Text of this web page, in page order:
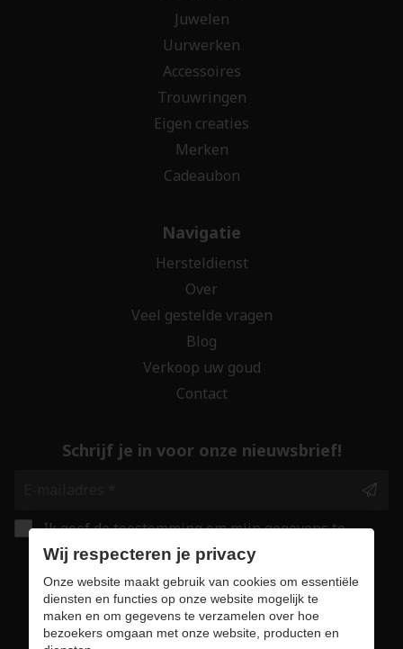
Juwelen
Uurwerken
Accessoires
Trouwringen
Eigen creaties
Merken
Cadeaubon
Navigatie
Hersteldienst
Over
Veel gestelde vragen
Blog
Verkoop uw goud
Contact
Schrijf je in voor onze nieuwsbrief!
Ik geef de toestemming om mijn gegevens te
bewaren en verwerken zoals aangegeven in
onze
privacy statement. *
Veilig online winkelen
Wij respecteren je privacy
Onze website maakt gebruik van cookies om essentiële
diensten en functies op onze website mogelijk te
maken en om gegevens te verzamelen over hoe
bezoekers omgaan met onze website, producten en